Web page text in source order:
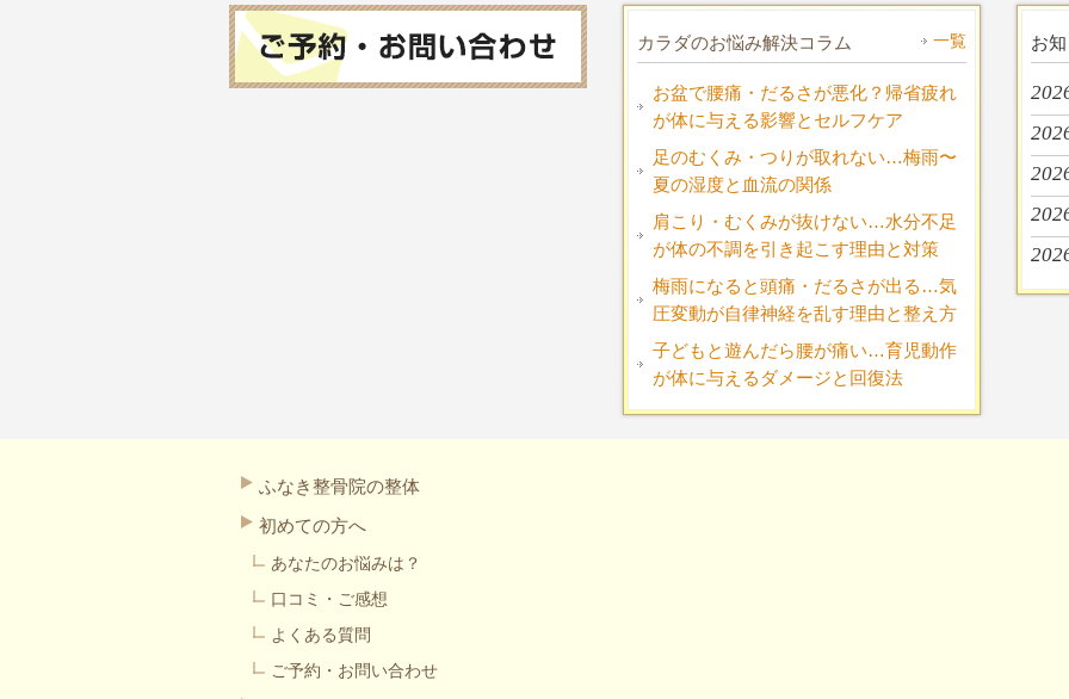
カラダのお悩み解決コラム 一覧
お盆で腰痛・だるさが悪化？帰省疲れ
が体に与える影響とセルフケア
足のむくみ・つりが取れない…梅雨〜
夏の湿度と血流の関係
肩こり・むくみが抜けない…水分不足
が体の不調を引き起こす理由と対策
梅雨になると頭痛・だるさが出る…気
圧変動が自律神経を乱す理由と整え方
子どもと遊んだら腰が痛い…育児動作
が体に与えるダメージと回復法
お
ふなき整骨院の整体
初めての方へ
あなたのお悩みは？
口コミ・ご感想
よくある質問
ご予約・お問い合わせ